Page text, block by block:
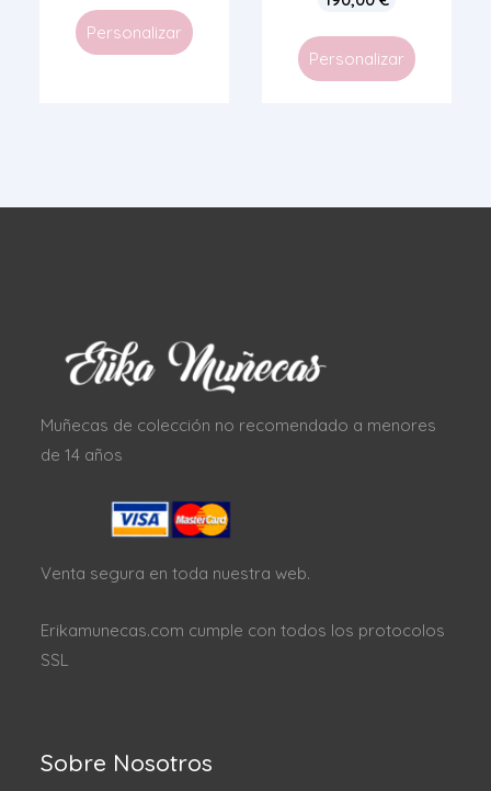
Personalizar
Personalizar
Muñecas de colección no recomendado a menores
de 14 años
Venta segura en toda nuestra web.
Erikamunecas.com cumple con todos los protocolos
SSL
Sobre Nosotros